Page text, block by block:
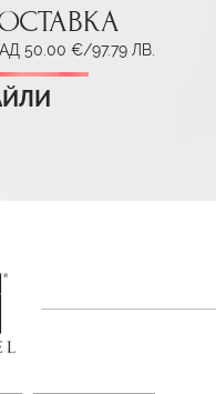
50.00 €/97.79 ЛВ.